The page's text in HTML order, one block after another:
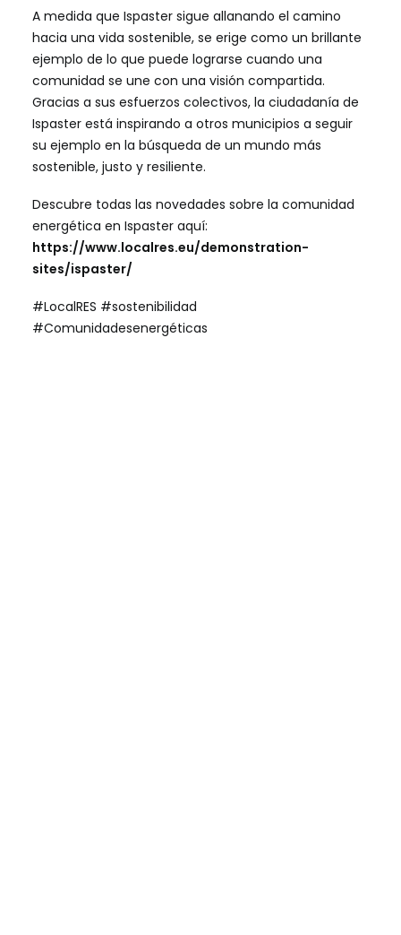
A medida que Ispaster sigue allanando el camino
hacia una vida sostenible, se erige como un brillante
ejemplo de lo que puede lograrse cuando una
comunidad se une con una visión compartida.
Gracias a sus esfuerzos colectivos, la ciudadanía de
Ispaster está inspirando a otros municipios a seguir
su ejemplo en la búsqueda de un mundo más
sostenible, justo y resiliente.
Descubre todas las novedades sobre la comunidad
energética en Ispaster aquí:
https://www.localres.eu/demonstration-
sites/ispaster/
#LocalRES #sostenibilidad
#Comunidadesenergéticas